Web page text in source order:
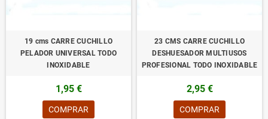
19 cms CARRE CUCHILLO
PELADOR UNIVERSAL TODO
INOXIDABLE
1,95 €
COMPRAR
23 CMS CARRE CUCHILLO
DESHUESADOR MULTIUSOS
PROFESIONAL TODO INOXIDABLE
2,95 €
COMPRAR